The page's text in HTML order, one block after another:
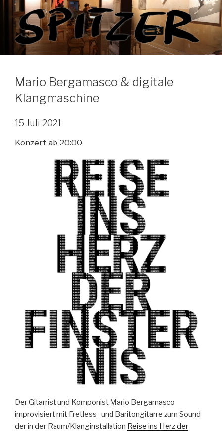
Zum
Inhalt
springen
Mario Bergamasco & digitale
Klangmaschine
15 Juli 2021
Konzert ab 20:00
Der Gitarrist und Komponist Mario Bergamasco
improvisiert mit Fretless- und Baritongitarre zum Sound
der in der Raum/Klanginstallation Reise ins Herz der